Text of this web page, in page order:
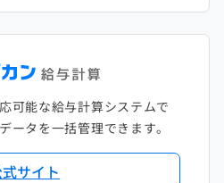
可能な給与計算システムで
ータを一括管理できます。
サイト